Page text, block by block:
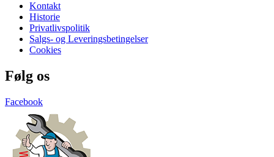
Kontakt
Historie
Privatlivspolitik
Salgs- og Leveringsbetingelser
Cookies
Følg os
Facebook